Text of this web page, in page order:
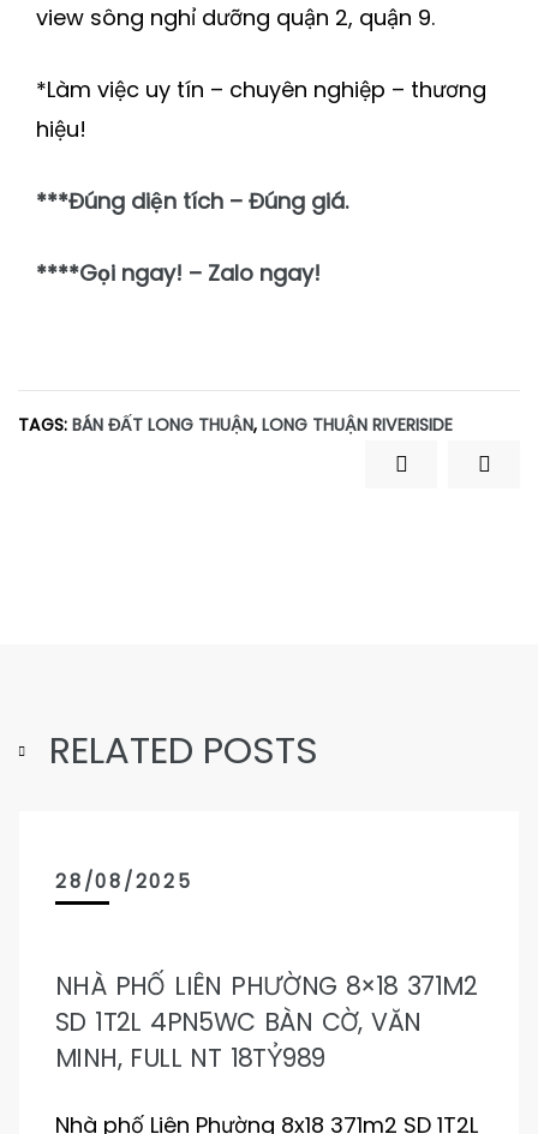
view sông nghỉ dưỡng quận 2, quận 9.
*Làm việc uy tín – chuyên nghiệp – thương
hiệu!
***Đúng diện tích – Đúng giá.
****Gọi ngay! – Zalo ngay!
TAGS: BÁN ĐẤT LONG THUẬN, LONG THUẬN RIVERISIDE
RELATED POSTS
28/08/2025
NHÀ PHỐ LIÊN PHƯỜNG 8×18 371M2
SD 1T2L 4PN5WC BÀN CỜ, VĂN
MINH, FULL NT 18TỶ989
Nhà phố Liên Phường 8x18 371m2 SD 1T2L